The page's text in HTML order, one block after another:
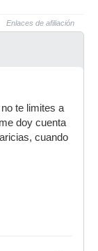
Enlaces de afiliación
te limites a
doy cuenta
cuando